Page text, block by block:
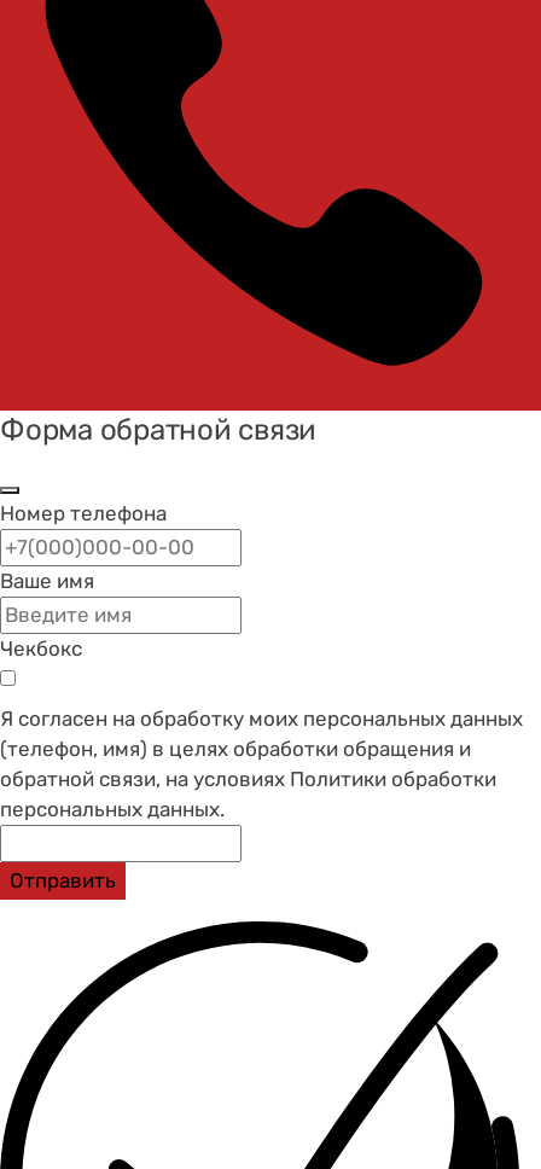
Форма обратной связи
Номер телефона
Ваше имя
Чекбокс
Я согласен на обработку моих персональных данных
(телефон, имя) в целях обработки обращения и
обратной связи, на условиях Политики обработки
персональных данных.
Отправить